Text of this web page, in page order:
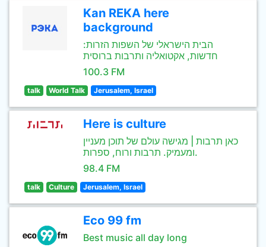
Kan REKA here
background
הבית הישראלי של השפות הזרות:
חדשות, אקטואליה ותרבות ברוסית
100.3 FM
talk World Talk Jerusalem, Israel
Here is culture
כאן תרבות | מגישה עולם של תוכן מעניין
ומעמיק. תרבות ורוח, ספרות.
98.4 FM
talk Culture Jerusalem, Israel
Eco 99 fm
Best music all day long